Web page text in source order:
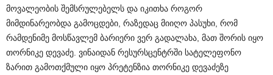
მოვალეობის შემსრულებელს და იკითხა როგორ
მიმდინარეობდა გამოცდები, რაზედაც მიიღო პასუხი, რომ
რამდენიმე მოსწავლემ ბარიერი ვერ გადალახა, მათ შორის იყო
თორნიკე დევაძე. ვინაიდან რესურსცენტრში სატელეფონო
ზარით გამოთქმული იყო პრეტენზია თორნიკე დევაძეზე